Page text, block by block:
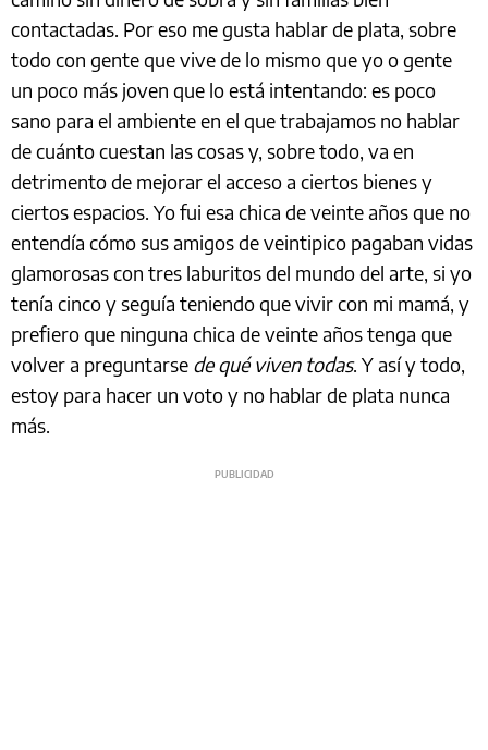
contactadas. Por eso me gusta hablar de plata, sobre
todo con gente que vive de lo mismo que yo o gente
un poco más joven que lo está intentando: es poco
sano para el ambiente en el que trabajamos no hablar
de cuánto cuestan las cosas y, sobre todo, va en
detrimento de mejorar el acceso a ciertos bienes y
ciertos espacios. Yo fui esa chica de veinte años que no
entendía cómo sus amigos de veintipico pagaban vidas
glamorosas con tres laburitos del mundo del arte, si yo
tenía cinco y seguía teniendo que vivir con mi mamá, y
prefiero que ninguna chica de veinte años tenga que
volver a preguntarse de qué viven todas. Y así y todo,
estoy para hacer un voto y no hablar de plata nunca
más.